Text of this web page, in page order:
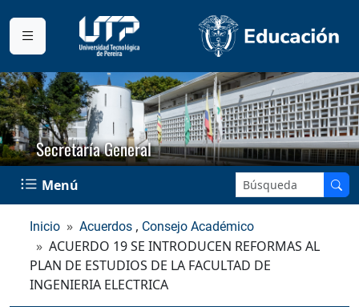
Secretaría General
Menú Buscar en el sitio:
Inicio Acuerdos , Consejo Académico
ACUERDO 19 SE INTRODUCEN REFORMAS AL
PLAN DE ESTUDIOS DE LA FACULTAD DE
INGENIERIA ELECTRICA